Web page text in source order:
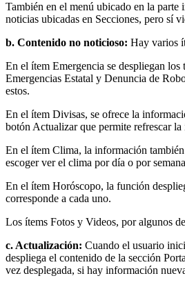
También en el menú ubicado en la parte
noticias ubicadas en Secciones, pero sí
b. Contenido no noticioso: Hay varios
En el ítem Emergencia se despliegan
Emergencias Estatal y Denuncia de
estos.
En el ítem Divisas, se ofrece la
botón Actualizar que permite refrescar
En el ítem Clima, la información
escoger ver el clima por día o por
En el ítem Horóscopo, la función
corresponde a cada uno.
Los ítems Fotos y Videos, por algunos
c. Actualización: Cuando el usuario
despliega el contenido de la sección
vez desplegada, si hay información